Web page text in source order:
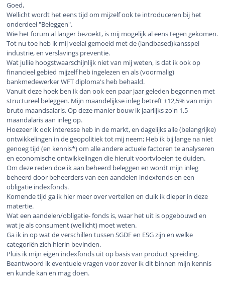
Goed,
Wellicht wordt het eens tijd om mijzelf ook te introduceren bij het
onderdeel "Beleggen".
Wie het forum al langer bezoekt, is mij mogelijk al eens tegen gekomen.
Tot nu toe heb ik mij veelal gemoeid met de (landbased)kansspel
industrie, en verslavings preventie.
Wat jullie hoogstwaarschijnlijk niet van mij weten, is dat ik ook op
financieel gebied mijzelf heb ingelezen en als (voormalig)
bankmedewerker WFT diploma's heb behaald.
Vanuit deze hoek ben ik dan ook een paar jaar geleden begonnen met
structureel beleggen. Mijn maandelijkse inleg betreft ±12,5% van mijn
bruto maandsalaris. Op deze manier bouw ik jaarlijks zo'n 1,5
maandalaris aan inleg op.
Hoezeer ik ook interesse heb in de markt, en dagelijks alle (belangrijke)
ontwikkelingen in de geopolitiek tot mij neem; Heb ik bij lange na niet
genoeg tijd (en kennis*) om alle andere actuele factoren te analyseren
en economische ontwikkelingen die hieruit voortvloeien te duiden.
Om deze reden doe ik aan beheerd beleggen en wordt mijn inleg
beheerd door beheerders van een aandelen indexfonds en een
obligatie indexfonds.
Komende tijd ga ik hier meer over vertellen en duik ik dieper in deze
matertie.
Wat een aandelen/obligatie- fonds is, waar het uit is opgebouwd en
wat je als consument (wellicht) moet weten.
Ga ik in op wat de verschillen tussen SGDF en ESG zijn en welke
categoriën zich hierin bevinden.
Pluis ik mijn eigen indexfonds uit op basis van product spreiding.
Beantwoord ik eventuele vragen voor zover ik dit binnen mijn kennis
en kunde kan en mag doen.